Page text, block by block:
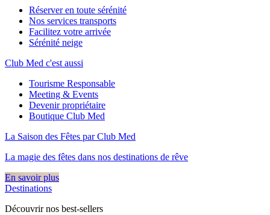
Réserver en toute sérénité
Nos services transports
Facilitez votre arrivée
Sérénité neige
Club Med c'est aussi
Tourisme Responsable
Meeting & Events
Devenir propriétaire
Boutique Club Med
La Saison des Fêtes par Club Med
La magie des fêtes dans nos destinations de rêve​
En savoir plus
Destinations
Découvrir nos best-sellers